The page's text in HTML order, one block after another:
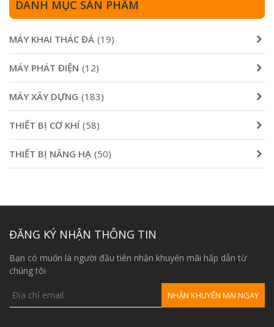
DANH MỤC SẢN PHẨM
MÁY KHAI THÁC ĐÁ (19)
MÁY PHÁT ĐIỆN (12)
MÁY XÂY DỰNG (183)
THIẾT BỊ CƠ KHÍ (58)
THIẾT BỊ NÂNG HẠ (50)
ĐĂNG KÝ NHẬN THÔNG TIN
Bạn có muốn là người đầu tiên nhận khuyến mãi hấp dẫn từ
chúng tôi